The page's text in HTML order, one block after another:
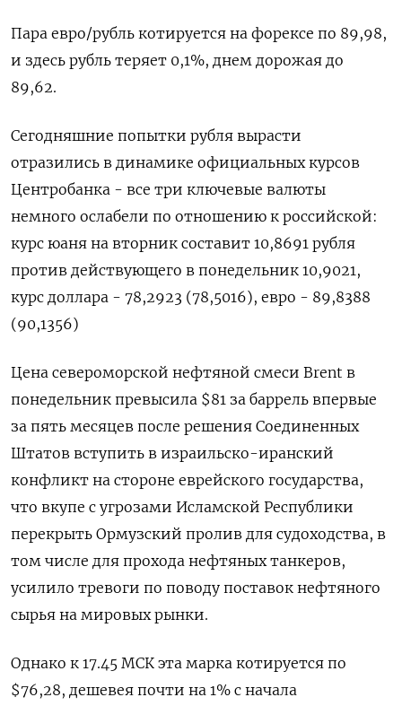
Пара евро/рубль котируется на форексе по 89,98,
и здесь рубль теряет 0,1%, днем дорожая до
89,62.
Сегодняшние попытки рубля вырасти
отразились в динамике официальных курсов
Центробанка - все три ключевые валюты
немного ослабели по отношению к российской:
курс юаня на вторник составит 10,8691 рубля
против действующего в понедельник 10,9021,
курс доллара - 78,2923 (78,5016), евро - 89,8388
(90,1356)
Цена североморской нефтяной смеси Brent в
понедельник превысила $81 за баррель впервые
за пять месяцев после решения Соединенных
Штатов вступить в израильско-иранский
конфликт на стороне еврейского государства,
что вкупе с угрозами Исламской Республики
перекрыть Ормузский пролив для судоходства, в
том числе для прохода нефтяных танкеров,
усилило тревоги по поводу поставок нефтяного
сырья на мировых рынки.
Однако к 17.45 МСК эта марка котируется по
$76,28, дешевея почти на 1% с начала